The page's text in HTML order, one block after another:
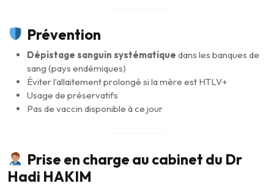
Prévention
Dépistage sanguin systématique dans les banques de
sang (pays endémiques)
Éviter l’allaitement prolongé si la mère est HTLV+
Usage de préservatifs
Pas de vaccin disponible à ce jour
Prise en charge au cabinet du Dr
Hadi HAKIM